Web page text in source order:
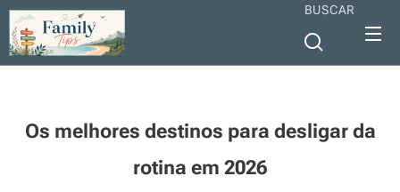
BUSCAR
Os melhores destinos para desligar da
rotina em 2026